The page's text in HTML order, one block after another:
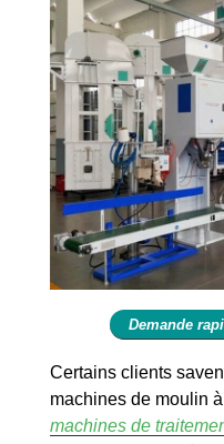
Demande
Certains clients
machines de moulin
machines de